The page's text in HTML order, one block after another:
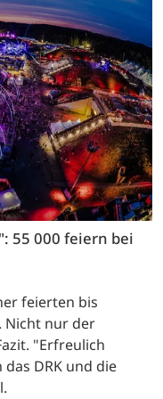
55 000 feiern bei
feierten bis
Nicht nur der
"Erfreulich
DRK und die